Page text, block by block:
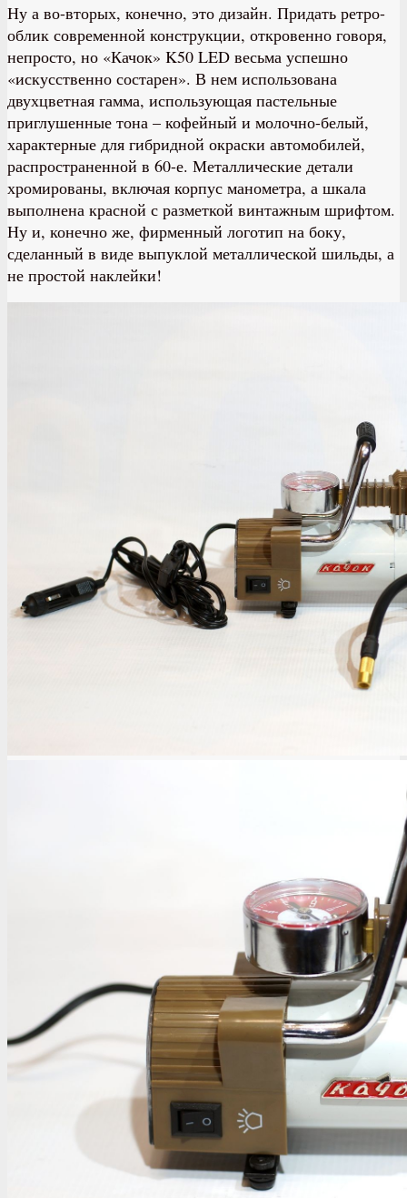
Ну а во-вторых, конечно, это дизайн. Придать ретро-
облик современной конструкции, откровенно говоря,
непросто, но «Качок» K50 LED весьма успешно
«искусственно состарен». В нем использована
двухцветная гамма, использующая пастельные
приглушенные тона – кофейный и молочно-белый,
характерные для гибридной окраски автомобилей,
распространенной в 60-е. Металлические детали
хромированы, включая корпус манометра, а шкала
выполнена красной с разметкой винтажным шрифтом.
Ну и, конечно же, фирменный логотип на боку,
сделанный в виде выпуклой металлической шильды, а
не простой наклейки!